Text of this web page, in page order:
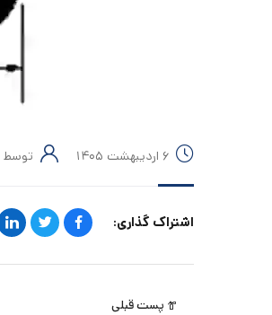
۶ اردیبهشت ۱۴۰۵ توسط
اشتراک گذاری:
پست قبلی